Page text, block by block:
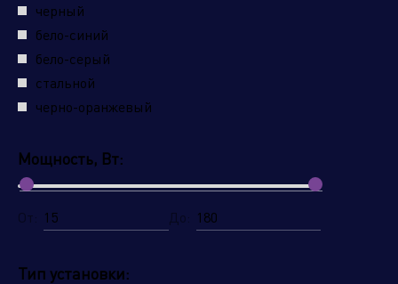
черный
бело-синий
бело-серый
стальной
черно-оранжевый
Мощность, Вт:
От: До:
Тип установки: